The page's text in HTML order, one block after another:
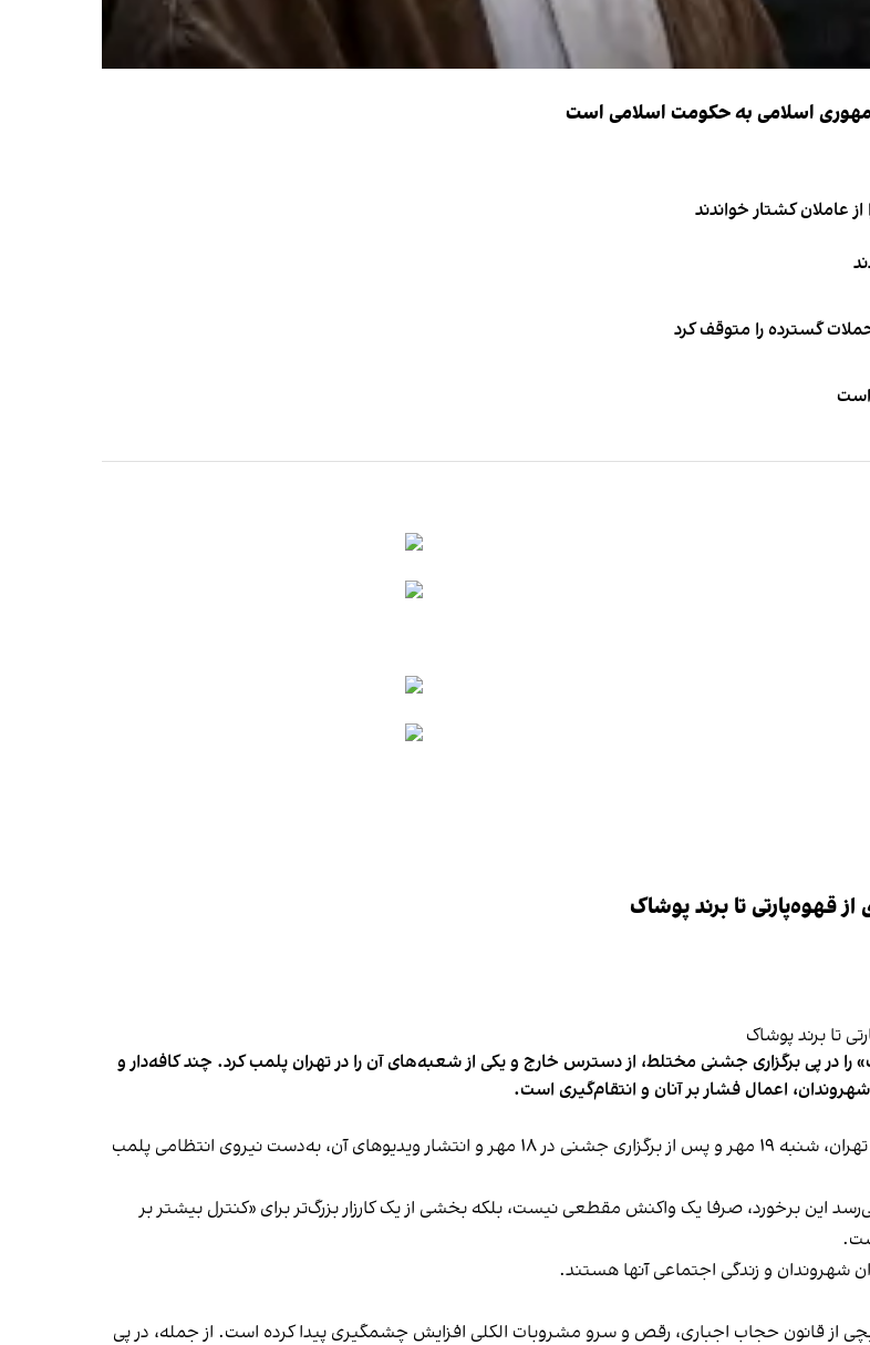
جمهوری اسلامی به حکومت اسلامی است
عاملان کشتار خواندند
گسترده را متوقف کرد
است
تا برند پوشاک
در پی برگزاری جشنی مختلط، از دسترس خارج و یکی از شعبه‌های آن را در تهران پلمب کرد. چند کافه‌‌دار و
اعمال فشار بر آنان و انتقام‌گیری است.
برخی رسانه‌ها در ایران گزارش دادند فروشگاه جین‌وست در خیابان فرشته تهران، شنبه ۱۹ مهر و پس از برگزاری جشنی در ۱۸ مهر و انتشار ویدیوهای آن، به‌دست نیروی انتظامی پلمب
این برخورد، صرفا یک واکنش مقطعی نیست، بلکه بخشی از یک کارزار بزرگ‌تر برای «کنترل بیشتر بر
شهروندان و زندگی اجتماعی آنها هستند.
از قانون حجاب اجباری، رقص و سرو مشروبات الکلی افزایش چشمگیری پیدا کرده است. از جمله، در پی